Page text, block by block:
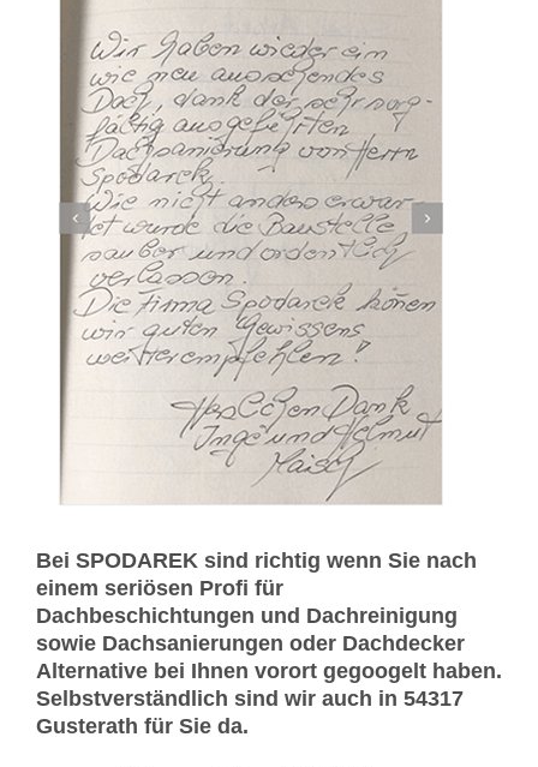
Bei SPODAREK sind richtig wenn Sie nach
einem seriösen Profi für
Dachbeschichtungen und Dachreinigung
sowie Dachsanierungen oder Dachdecker
Alternative bei Ihnen vorort gegoogelt haben.
Selbstverständlich sind wir auch in 54317
Gusterath für Sie da.